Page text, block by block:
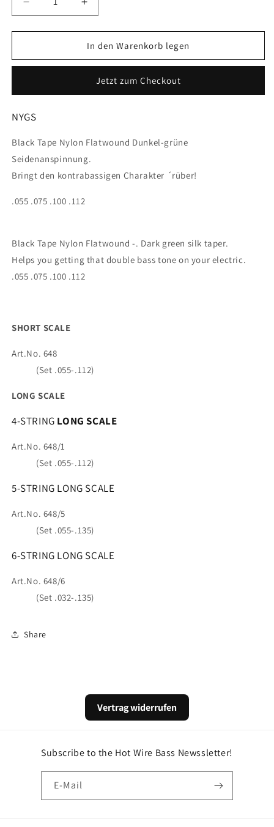
Verringere
die
Menge
PYRAMID
NYLON
B
Erhöhe
die
Menge
für
PYRAMID
TAPE
NYLON
In den Warenkorb legen
Jetzt zum Checkout
NYGS
Black Tape Nylon Flatwound Dunkel-grüne
Seidenanspinnung.
Bringt den kontrabassigen Charakter ´rüber!
.055 .075 .100 .112
Black Tape Nylon Flatwound -. Dark green silk taper.
Helps you getting that double bass tone on your electric.
.055 .075 .100 .112
SHORT SCALE
Art.No. 648
(Set .055-.112)
LONG SCALE
4-STRING LONG SCALE
Art.No. 648/1
(Set .055-.112)
5-STRING LONG SCALE
Art.No. 648/5
(Set .055-.135)
6-STRING LONG SCALE
Art.No. 648/6
(Set .032-.135)
Share
Vertrag widerrufen
Subscribe to the Hot Wire Bass Newssletter!
E-Mail